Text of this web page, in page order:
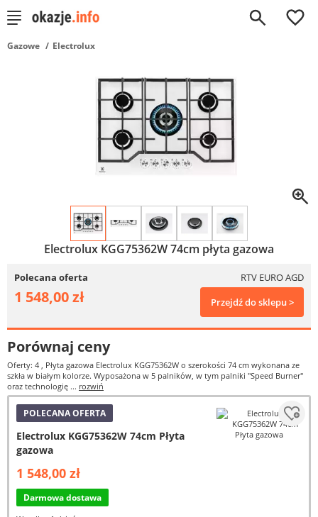
0
Gazowe Electrolux
Electrolux KGG75362W 74cm płyta gazowa
Polecana oferta RTV EURO AGD
1 548,00 zł Przejdź do sklepu >
Porównaj ceny
Oferty: 4 , Płyta gazowa Electrolux KGG75362W o szerokości 74 cm wykonana ze
szkła w białym kolorze. Wyposażona w 5 palników, w tym palniki "Speed Burner"
oraz technologię ... rozwiń
POLECANA OFERTA
Electrolux KGG75362W 74cm Płyta
gazowa
1 548,00 zł
Darmowa dostawa